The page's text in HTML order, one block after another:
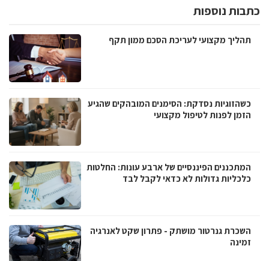
כתבות נוספות
תהליך מקצועי לעריכת הסכם ממון תקף
כשהזוגיות נסדקת: הסימנים המובהקים שהגיע
הזמן לפנות לטיפול מקצועי
המתכננים הפיננסיים של ארבע עונות: החלטות
כלכליות גדולות לא כדאי לקבל לבד
השכרת גנרטור מושתק - פתרון שקט לאנרגיה
זמינה